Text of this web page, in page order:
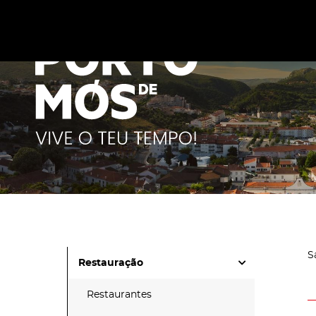
Restauração
Restaurantes